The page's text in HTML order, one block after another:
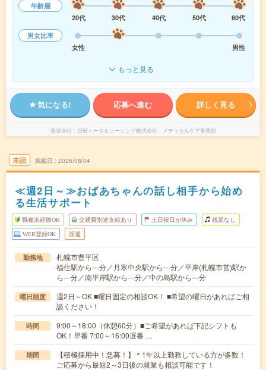
年齢層
20代
30代 40代 50代
60代
男女比率
女性
男性
もっと見る
気になる! 応募へ進む 詳しく見る
派遣会社 日研トータルソーシング株式会社 メディカルケア事業部
未読 掲載日 2026/08/04
≪週2日～≫おばあちゃんの話し相手から始め
る生活サポート
職種未経験OK 交通費別途支給あり 土日祝日が休み 残業なし
WEB登録OK 派遣
勤務地
札幌市豊平区
福住駅から---分／月寒中央駅から---分／平岸(札幌市営)駅か
ら---分／南平岸駅から---分／中の島駅から---分
曜日頻度
週2日～OK ■曜日固定の相談OK！ ■希望の曜日があればご相
談ください！
時間
9:00～18:00（休憩60分）■ご希望があれば下記シフトも
OK！早番 7:00～16:00遅番 …
期間
【積極採用中！急募！】＊1年以上勤務している方が多数！
ご応募から最短2～3日後の就業も相談可能です！